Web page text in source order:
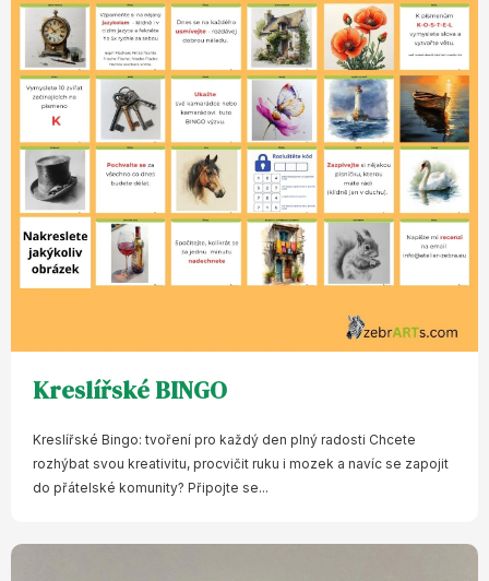
Kreslířské BINGO
Kreslířské Bingo: tvoření pro každý den plný radosti Chcete
rozhýbat svou kreativitu, procvičit ruku i mozek a navíc se zapojit
do přátelské komunity? Připojte se...